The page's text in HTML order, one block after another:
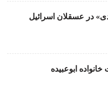
در عسقلان اسرائیل
ابوعبیده